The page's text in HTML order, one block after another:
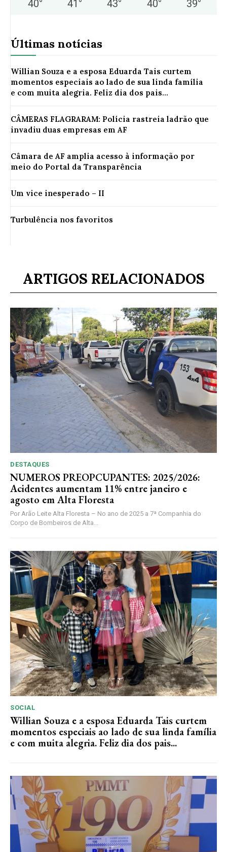
40° 41 ° 43° 40° 39°
Últimas notícias
Willian Souza e a esposa Eduarda Tais curtem
momentos especiais ao lado de sua linda família
e com muita alegria. Feliz dia dos pais...
CÂMERAS FLAGRARAM: Polícia rastreia ladrão que
invadiu duas empresas em AF
Câmara de AF amplia acesso à informação por
meio do Portal da Transparência
Um vice inesperado – II
Turbulência nos favoritos
ARTIGOS RELACIONADOS
DESTAQUES
NUMEROS PREOPCUPANTES: 2025/2026:
Acidentes aumentam 11% entre janeiro e
agosto em Alta Floresta
Por Arão Leite Alta Floresta – No ano de 2025 a 7ª Companhia do
Corpo de Bombeiros de Alta...
SOCIAL
Willian Souza e a esposa Eduarda Tais curtem
momentos especiais ao lado de sua linda família
e com muita alegria. Feliz dia dos pais...